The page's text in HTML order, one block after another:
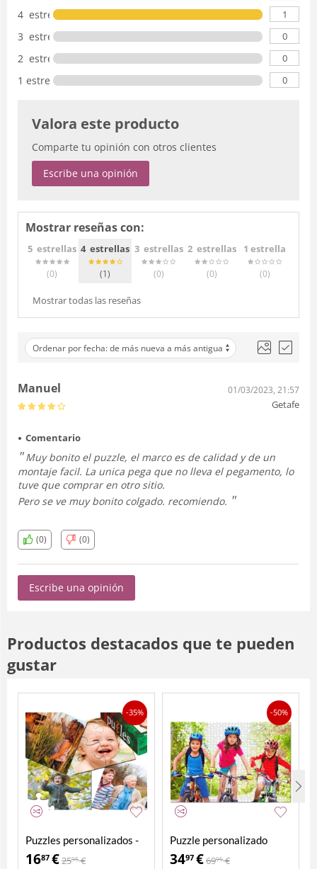
4 estrellas 1
3 estrellas 0
2 estrellas 0
1 estrella 0
Valora este producto
Comparte tu opinión con otros clientes
Escribe una opinión
Mostrar reseñas con:
5 estrellas
(0)
4 estrellas
(1)
3 estrellas
(0)
2 estrellas
(0)
1 estrella
(0)
Mostrar todas las reseñas
Ordenar por fecha: de más nueva a más antigua
Manuel 01/03/2023, 21:57
Getafe
Comentario
Muy bonito el puzzle, el marco es de calidad y de un
montaje facil. La unica pega que no lleva el pegamento, lo
tuve que comprar en otro sitio.
Pero se ve muy bonito colgado. recomiendo.
(0) (0)
Escribe una opinión
Productos destacados que te pueden
gustar
-35%
Puzzles personalizados -
Pack 4 en 1
1687 €2595 €
-50%
Puzzle personalizado
2000 piezas
3497 €6995 €